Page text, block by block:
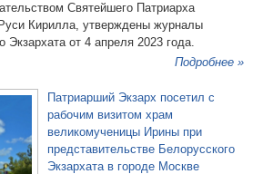
Святейшего Патриарха
Кирилла, утверждены журналы
Экзархата от 4 апреля 2023 года.
Подробнее »
Патриарший Экзарх посетил с
рабочим визитом храм
великомученицы Ирины при
представительстве Белорусского
Экзархата в городе Москве